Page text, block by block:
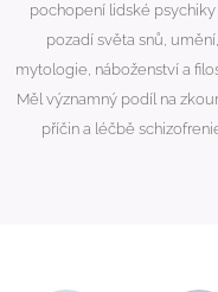
pochopení lidské psychiky
pozadí světa snů, umění,
mytologie, náboženství a
Měl významný podíl na
příčin a léčbě